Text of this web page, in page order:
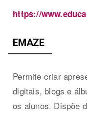
https://
EMAZE
Permite criar
digitais, blogs e
os alunos. Dispõe